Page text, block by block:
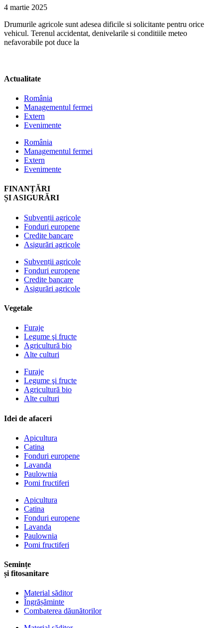
4 martie 2025
Drumurile agricole sunt adesea dificile si solicitante pentru orice
vehicul. Terenul accidentat, denivelarile si conditiile meteo
nefavorabile pot duce la
Actualitate
România
Managementul fermei
Extern
Evenimente
România
Managementul fermei
Extern
Evenimente
FINANȚĂRI
ȘI ASIGURĂRI
Subvenții agricole
Fonduri europene
Credite bancare
Asigurări agricole
Subvenții agricole
Fonduri europene
Credite bancare
Asigurări agricole
Vegetale
Furaje
Legume şi fructe
Agricultură bio
Alte culturi
Furaje
Legume şi fructe
Agricultură bio
Alte culturi
Idei de afaceri
Apicultura
Catina
Fonduri europene
Lavanda
Paulownia
Pomi fructiferi
Apicultura
Catina
Fonduri europene
Lavanda
Paulownia
Pomi fructiferi
Semințe
și fitosanitare
Material săditor
Îngrășăminte
Combaterea dăunătorilor